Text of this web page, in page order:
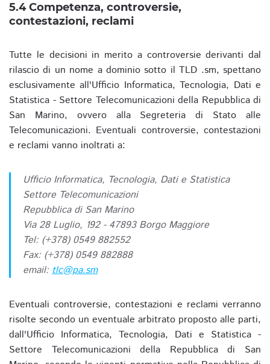
5.4 Competenza, controversie,
contestazioni, reclami
Tutte le decisioni in merito a controversie derivanti dal
rilascio di un nome a dominio sotto il TLD .sm, spettano
esclusivamente all'Ufficio Informatica, Tecnologia, Dati e
Statistica - Settore Telecomunicazioni della Repubblica di
San Marino, ovvero alla Segreteria di Stato alle
Telecomunicazioni. Eventuali controversie, contestazioni
e reclami vanno inoltrati a:
Ufficio Informatica, Tecnologia, Dati e Statistica
Settore Telecomunicazioni
Repubblica di San Marino
Via 28 Luglio, 192 - 47893 Borgo Maggiore
Tel: (+378) 0549 882552
Fax: (+378) 0549 882888
email: tlc@pa.sm
Eventuali controversie, contestazioni e reclami verranno
risolte secondo un eventuale arbitrato proposto alle parti,
dall'Ufficio Informatica, Tecnologia, Dati e Statistica -
Settore Telecomunicazioni della Repubblica di San